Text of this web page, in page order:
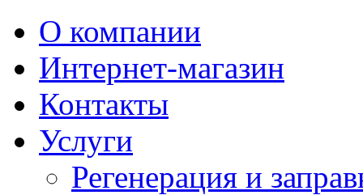
О компании
Интернет-магазин
Контакты
Услуги
Регенерация и